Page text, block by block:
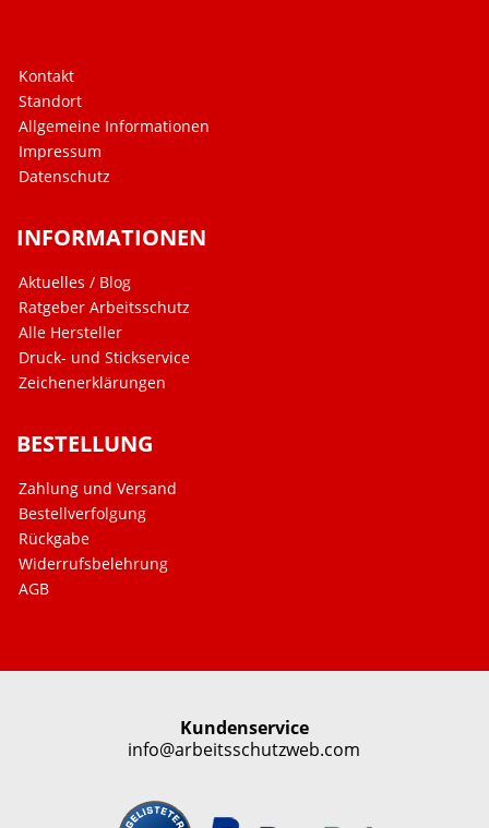
Kontakt
Standort
Allgemeine Informationen
Impressum
Datenschutz
INFORMATIONEN
Aktuelles / Blog
Ratgeber Arbeitsschutz
Alle Hersteller
Druck- und Stickservice
Zeichenerklärungen
BESTELLUNG
Zahlung und Versand
Bestellverfolgung
Rückgabe
Widerrufsbelehrung
AGB
Kundenservice
info@arbeitsschutzweb.com